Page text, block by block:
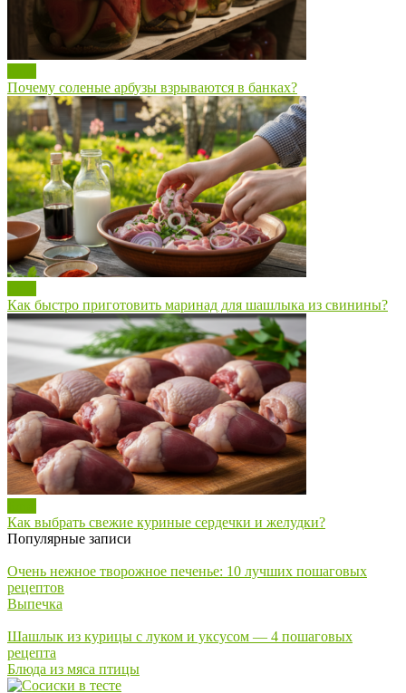
Почему соленые арбузы взрываются в банках?
Как быстро приготовить маринад для шашлыка из свинины?
Как выбрать свежие куриные сердечки и желудки?
Популярные записи
Очень нежное творожное печенье: 10 лучших пошаговых
рецептов
Выпечка
Шашлык из курицы с луком и уксусом — 4 пошаговых
рецепта
Блюда из мяса птицы